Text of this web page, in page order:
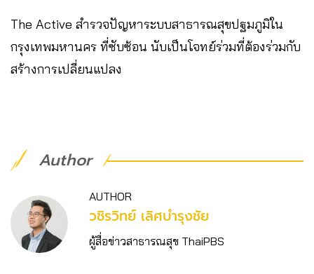
The Active สำรวจปัญหาระบบสาธารณสุขปฐมภูมิใน
กรุงเทพมหานคร ที่ซับซ้อน นับเป็นโจทย์ร่วมที่ต้องร่วมกับ
สร้างการเปลี่ยนแปลง
Author
AUTHOR
วชิร​วิทย์​ เลิศบำรุงชัย
ผู้สื่อข่าวสาธารณสุข ThaiPBS